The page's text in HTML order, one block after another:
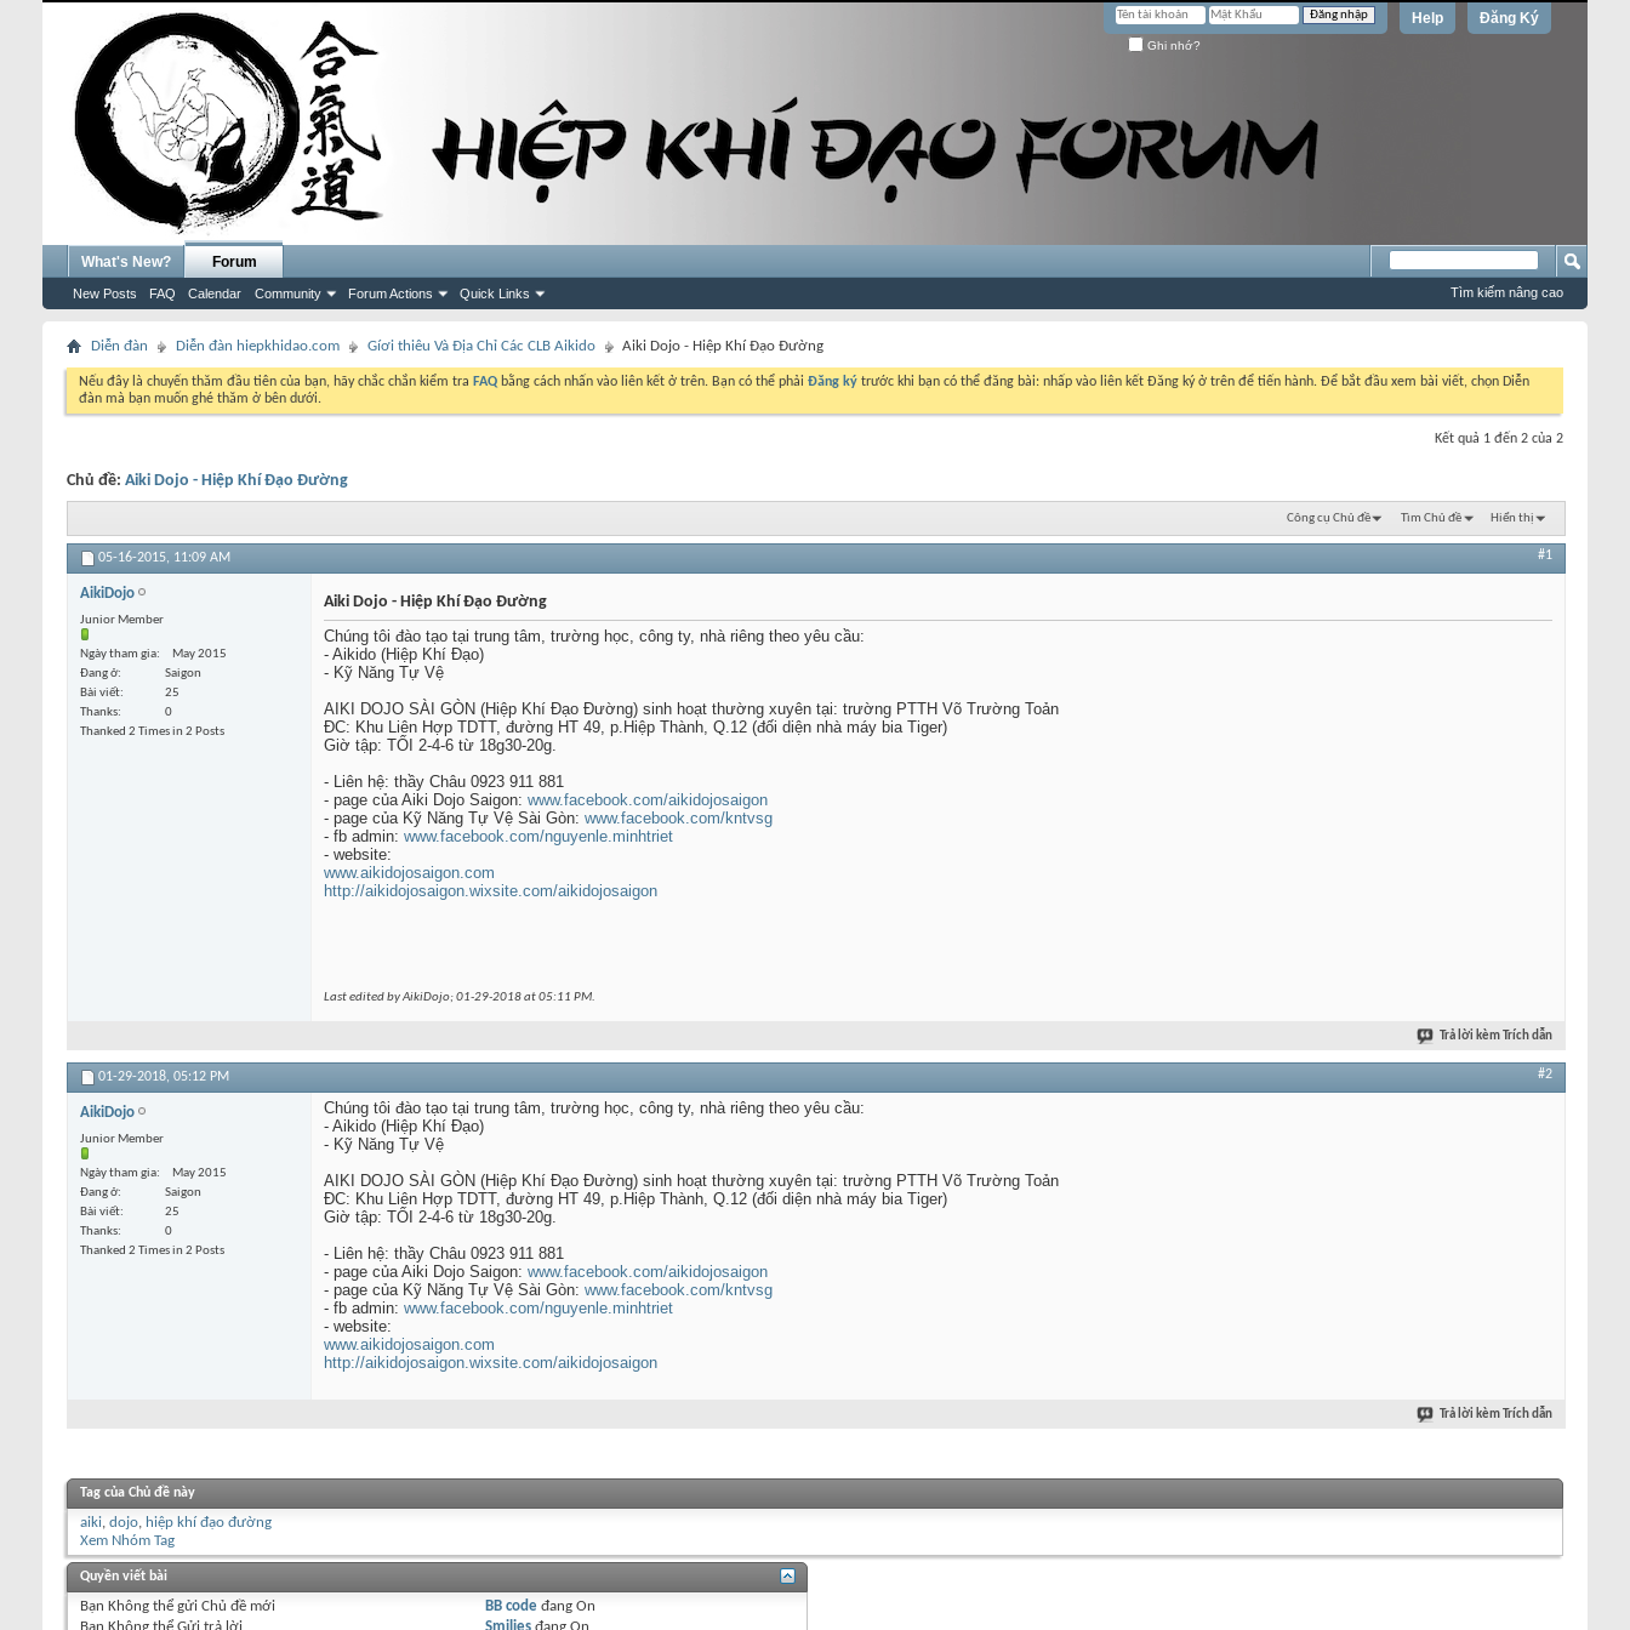
Đăng Ký
Help
Ghi nhớ?
What's New? Forum
New Posts FAQ Calendar Community Forum Actions Quick Links Tìm kiếm nâng cao
Diễn đàn Diễn đàn hiepkhidao.com Gíơi thiêu Và Địa Chỉ Các CLB Aikido Aiki Dojo - Hiệp Khí Đạo Đường
Nếu đây là chuyến thăm đầu tiên của bạn, hãy chắc chắn kiểm tra FAQ bằng cách nhấn vào liên kết ở trên. Bạn có thể phải Đăng ký trước khi bạn có thể đăng bài: nhấp vào liên kết Đăng ký ở trên để tiến hành. Để bắt đầu xem bài viết, chọn Diễn
đàn mà bạn muốn ghé thăm ở bên dưới.
Kết quả 1 đến 2 của 2
Chủ đề: Aiki Dojo - Hiệp Khí Đạo Đường
Công cụ Chủ đề Tìm Chủ đề Hiển thị
05-16-2015, 11:09 AM #1
AikiDojo
Junior Member
Ngày tham gia
May 2015
Đang ở
Saigon
Bài viết
25
Thanks
0
Thanked 2 Times in 2 Posts
Aiki Dojo - Hiệp Khí Đạo Đường
Chúng tôi đào tạo tại trung tâm, trường học, công ty, nhà riêng theo yêu cầu:
- Aikido (Hiệp Khí Đạo)
- Kỹ Năng Tự Vệ
AIKI DOJO SÀI GÒN (Hiệp Khí Đạo Đường) sinh hoạt thường xuyên tại: trường PTTH Võ Trường Toản
ĐC: Khu Liên Hợp TDTT, đường HT 49, p.Hiệp Thành, Q.12 (đối diện nhà máy bia Tiger)
Giờ tập: TỐI 2-4-6 từ 18g30-20g.
- Liên hệ: thầy Châu 0923 911 881
- page của Aiki Dojo Saigon: www.facebook.com/aikidojosaigon
- page của Kỹ Năng Tự Vệ Sài Gòn: www.facebook.com/kntvsg
- fb admin: www.facebook.com/nguyenle.minhtriet
- website:
www.aikidojosaigon.com
http://aikidojosaigon.wixsite.com/aikidojosaigon
Last edited by AikiDojo; 01-29-2018 at05:11 PM.
Trả lời kèm Trích dẫn
01-29-2018, 05:12 PM #2
AikiDojo
Junior Member
Ngày tham gia
May 2015
Đang ở
Saigon
Bài viết
25
Thanks
0
Thanked 2 Times in 2 Posts
Chúng tôi đào tạo tại trung tâm, trường học, công ty, nhà riêng theo yêu cầu:
- Aikido (Hiệp Khí Đạo)
- Kỹ Năng Tự Vệ
AIKI DOJO SÀI GÒN (Hiệp Khí Đạo Đường) sinh hoạt thường xuyên tại: trường PTTH Võ Trường Toản
ĐC: Khu Liên Hợp TDTT, đường HT 49, p.Hiệp Thành, Q.12 (đối diện nhà máy bia Tiger)
Giờ tập: TỐI 2-4-6 từ 18g30-20g.
- Liên hệ: thầy Châu 0923 911 881
- page của Aiki Dojo Saigon: www.facebook.com/aikidojosaigon
- page của Kỹ Năng Tự Vệ Sài Gòn: www.facebook.com/kntvsg
- fb admin: www.facebook.com/nguyenle.minhtriet
- website:
www.aikidojosaigon.com
http://aikidojosaigon.wixsite.com/aikidojosaigon
Trả lời kèm Trích dẫn
Tag của Chủ đề này
aiki, dojo, hiệp khí đạo đường
Xem Nhóm Tag
Quyền viết bài
Bạn Không thể gửi Chủ đề mới
BB code đangOn